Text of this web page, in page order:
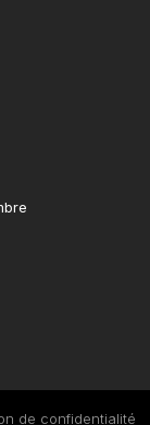
de confidentialité